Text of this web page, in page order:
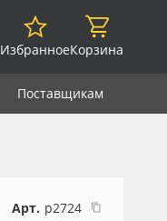
ИзбранноеКорзина
Поставщикам
Арт. р2724